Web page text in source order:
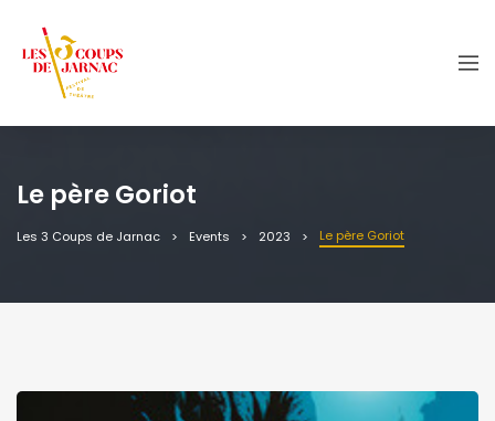
Le père Goriot
Les 3 Coups de Jarnac Events 2023 Le père Goriot